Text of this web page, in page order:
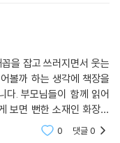
수채화 그림을 통해, 이
표현했습니다. 작가의 섬
할망 그리고 삼도천과 서
신들의 모습이 생생하게
엉뚱하고 발랄하게 표현
론 따뜻한 그림의 분위
의 사랑을 깨달아 가는
지면서 웃는
0 댓글0